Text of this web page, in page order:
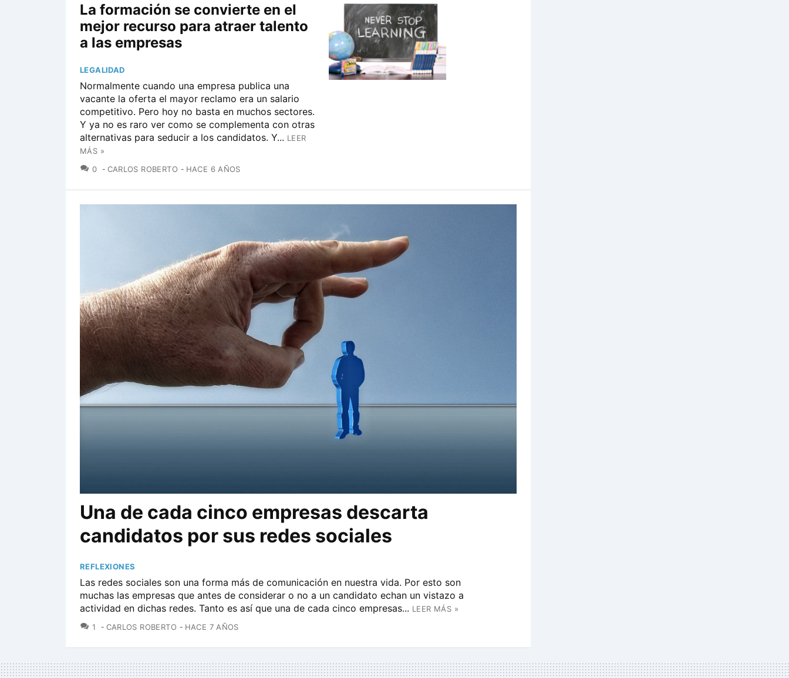
La formación se convierte en el
mejor recurso para atraer talento
a las empresas
LEGALIDAD
Normalmente cuando una empresa publica una
vacante la oferta el mayor reclamo era un salario
competitivo. Pero hoy no basta en muchos sectores.
Y ya no es raro ver como se complementa con otras
alternativas para seducir a los candidatos. Y... LEER
MÁS »
0 COMENTARIOS
CARLOS ROBERTO HACE 6 AÑOS
Una de cada cinco empresas descarta
candidatos por sus redes sociales
REFLEXIONES
Las redes sociales son una forma más de comunicación en nuestra vida. Por esto son
muchas las empresas que antes de considerar o no a un candidato echan un vistazo a
actividad en dichas redes. Tanto es así que una de cada cinco empresas... LEER MÁS »
1
COMENTARIOS
CARLOS ROBERTO HACE 7 AÑOS